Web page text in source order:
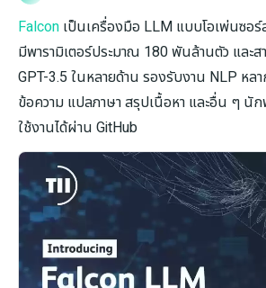
Falcon เป็นเครื่องมือ LLM แบบโอเพ่นซอ
มีพารามิเตอร์ประมาณ 180 พันล้านตัว และส
GPT-3.5 ในหลายด้าน รองรับงาน NLP หล
ข้อความ แปลภาษา สรุปเนื้อหา และอื่น ๆ นั
ใช้งานได้ผ่าน GitHub